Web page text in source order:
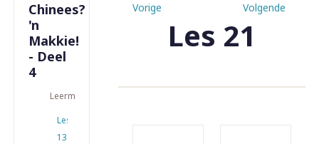
Chinees?
'n
Makkie!
- Deel
4
Leermateriaal
Les
13
Volgende
Vorige
Les 21